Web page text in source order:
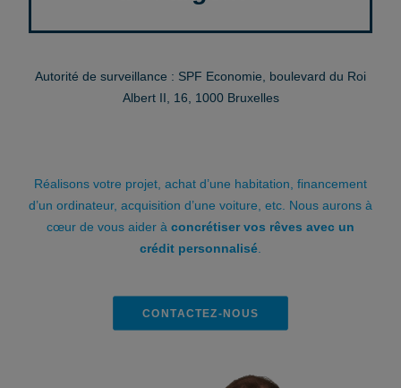
Autorité de surveillance : SPF Economie, boulevard du Roi
Albert II, 16, 1000 Bruxelles
Réalisons votre projet, achat d’une habitation, financement
d’un ordinateur, acquisition d’une voiture, etc. Nous aurons à
cœur de vous aider à concrétiser vos rêves avec un
crédit personnalisé
CONTACTEZ-NOUS